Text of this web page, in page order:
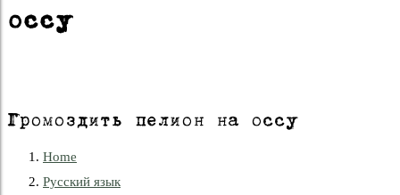
оссу
Громоздить пелион на оссу
Home
Русский язык